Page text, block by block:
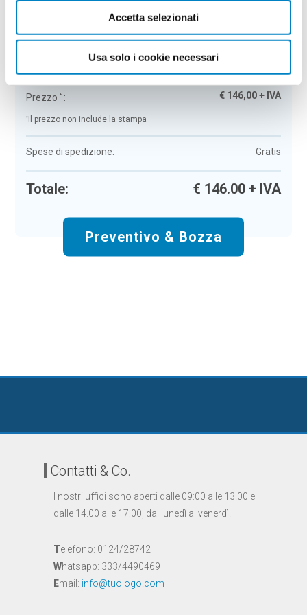
Accetta selezionati
Usa solo i cookie necessari
Tempi di consegna:10 gg lavorativi
Prezzo* : € 146,00+ IVA
* Il prezzo non include la stampa
Spese di spedizione: Gratis
Totale: € 146.00+ IVA
Preventivo & Bozza
Contatti & Co.
I nostri uffici sono aperti dalle 09:00 alle 13.00 e
dalle 14.00 alle 17:00, dal lunedì al venerdì.
Telefono: 0124/28742
Whatsapp: 333/4490469
Email: info@tuologo.com